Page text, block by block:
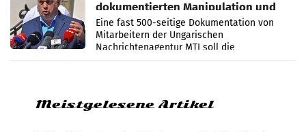
dokumentierten Manipulation und
Zensur
Eine fast 500-seitige Dokumentation von
Mitarbeitern der Ungarischen
Nachrichtenagentur MTI soll die
systematische Nachrichten-Manipulation und
Meistgelesene Artikel